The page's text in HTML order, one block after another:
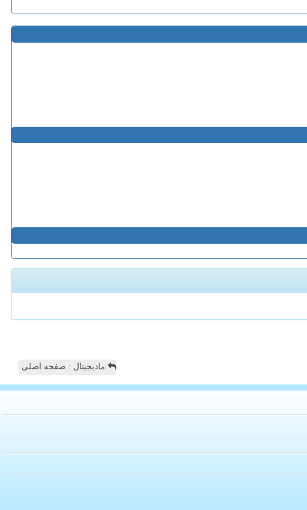
مادیجیتال : صفحه اصلی